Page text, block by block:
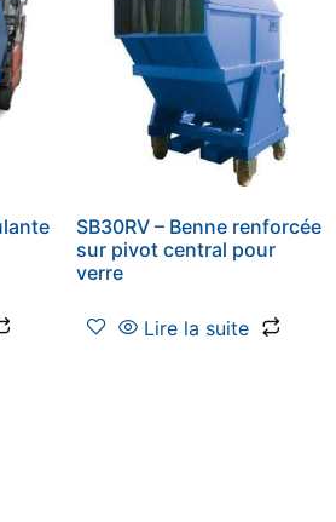
SB30RV – Benne renforcée
sur pivot central pour
verre
Lire la suite